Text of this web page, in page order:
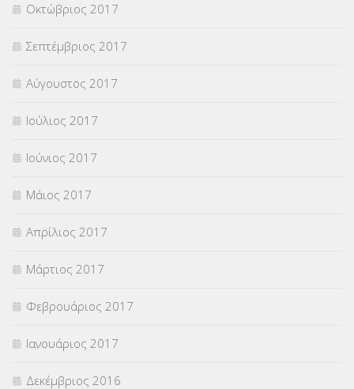
Οκτώβριος 2017
Σεπτέμβριος 2017
Αύγουστος 2017
Ιούλιος 2017
Ιούνιος 2017
Μάιος 2017
Απρίλιος 2017
Μάρτιος 2017
Φεβρουάριος 2017
Ιανουάριος 2017
Δεκέμβριος 2016